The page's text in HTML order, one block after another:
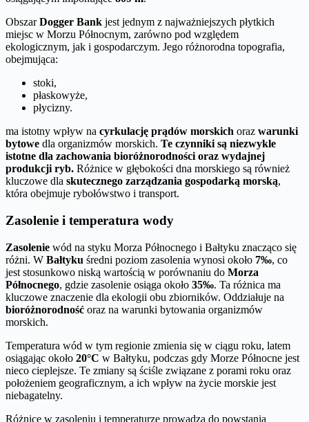
ObszarDogger Bank jest jednym z najważniejszych płytkich
miejsc w Morzu Północnym, zarówno pod względem
ekologicznym, jak i gospodarczym. Jego różnorodna topografia,
obejmująca:
stoki,
płaskowyże,
płycizny.
ma istotny wpływ na cyrkulację prądów morskich oraz warunki
bytowe dla organizmów morskich. Te czynniki są niezwykle
istotne dla zachowania bioróżnorodności oraz wydajnej
produkcji ryb. Różnice w głębokości dna morskiego są również
kluczowe dla skutecznego zarządzania gospodarką morską,
która obejmuje rybołówstwo i transport.
Zasolenie i temperatura wody
Zasolenie wód na styku Morza Północnego i Bałtyku znacząco się
różni. W Bałtyku średni poziom zasolenia wynosi około 7‰, co
jest stosunkowo niską wartością w porównaniu do Morza
Północnego, gdzie zasolenie osiąga około 35‰. Ta różnica ma
kluczowe znaczenie dla ekologii obu zbiorników. Oddziałuje na
bioróżnorodność oraz na warunki bytowania organizmów
morskich.
Temperatura wód w tym regionie zmienia się w ciągu roku, latem
osiągając około 20°C w Bałtyku, podczas gdy Morze Północne jest
nieco cieplejsze. Te zmiany są ściśle związane z porami roku oraz
położeniem geograficznym, a ich wpływ na życie morskie jest
niebagatelny.
Różnice w zasoleniu i temperaturze prowadzą do powstania